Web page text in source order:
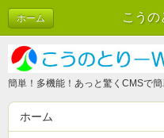
ホーム
簡単！多機能！あっと驚くCMSで
ホーム